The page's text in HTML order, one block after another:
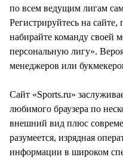
по всем ведущим лигам
Регистрируйтесь на
набирайте команду своей
персональную лигу».
менеджеров или
Сайт «Sports.ru»
любимого браузера по
внешний вид плюс
разумеется, изрядная
информации в широком